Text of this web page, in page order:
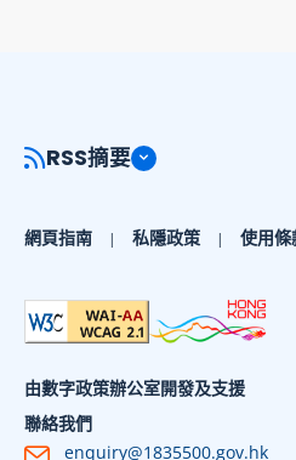
RSS摘要
網頁指南 私隱政策 使用條
由數字政策辦公室開發及支援
聯絡我們
enquiry@1835500.gov.hk